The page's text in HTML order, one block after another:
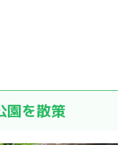
園を散策